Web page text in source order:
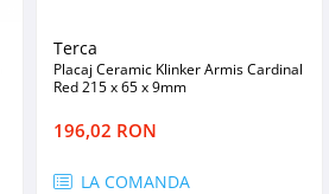
Terca
Placaj Ceramic Klinker Armis Cardinal
Red 215 x 65 x 9mm
196,02 RON
LA COMANDA